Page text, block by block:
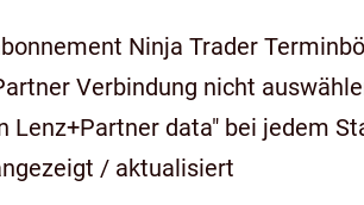
Ninja Trader
Verbindung nicht
Lenz+Partner data" bei jedem
/ aktualisiert